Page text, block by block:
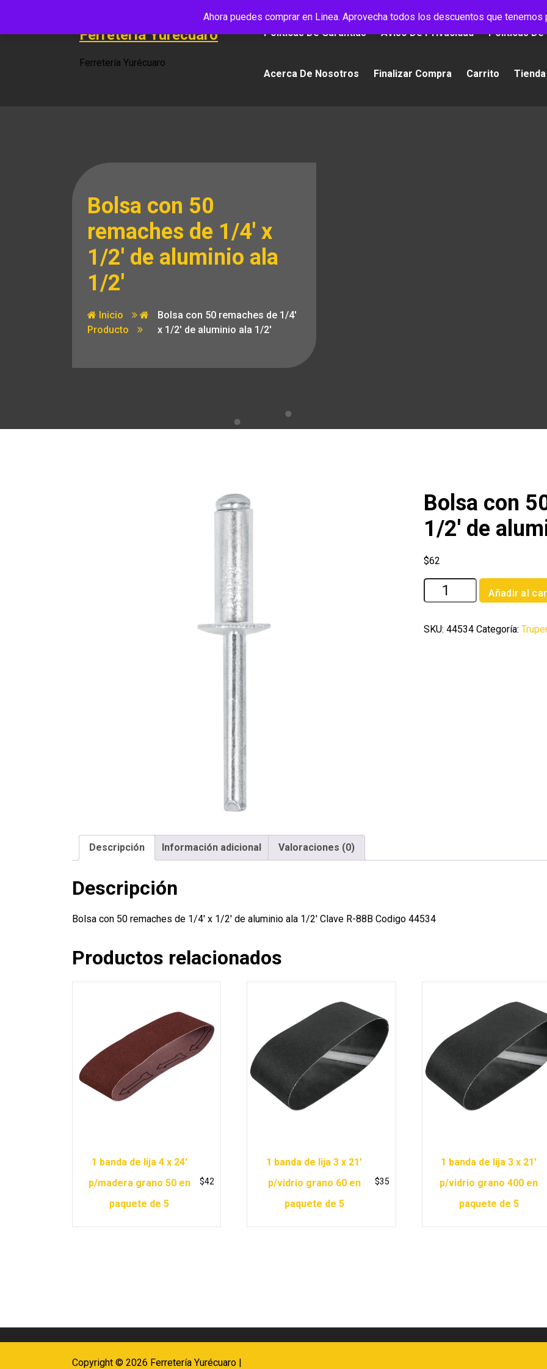
Ahora puedes comprar en Linea. Aprovecha todos los descuentos que tenemos
contenido
Ferretería Yurécuaro
Ferretería Yurécuaro
Políticas De Garantías Aviso De Privacidad Políticas De
Acerca De Nosotros Finalizar Compra Carrito
Bolsa con 50
remaches de 1/4′ x
1/2′ de aluminio ala
1/2′
Inicio
Producto
Bolsa con 50 remaches de 1/4′
x 1/2′ de aluminio ala 1/2′
Bolsa con
1/2′ de
$62
Bolsa
con
remaches
Añadir al
SKU:44534 Categoría:
Descripción Información adicional Valoraciones (0)
Descripción
Bolsa con 50 remaches de 1/4′ x 1/2′ de aluminio ala 1/2′ Clave R-88B Codigo 44534
Productos relacionados
1 banda de lija 4 x 24′
p/madera grano 50 en
paquete de 5
$42
1 banda de lija 3 x 21′
p/vidrio grano 60 en
paquete de 5
$35
1 banda de lija 3 x 21′
p/vidrio grano 400 en
paquete de 5
Copyright © 2026 Ferretería Yurécuaro |